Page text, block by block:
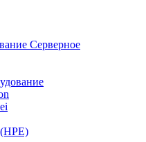
Серверное